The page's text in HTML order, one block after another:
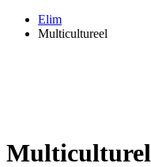
Elim
Multicultureel